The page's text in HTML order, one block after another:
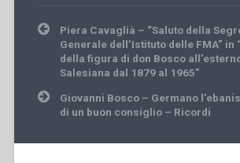
Post
navigation
Piera Cavaglià – “Saluto della
Generale dell’Istituto delle FMA” in
della figura di don Bosco
Salesiana dal 1879 al 1965”
Giovanni Bosco – Germano
di un buon consiglio – Ricordi